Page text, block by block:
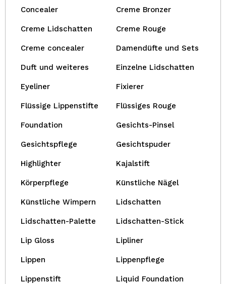
Concealer Creme Bronzer
Creme Lidschatten Creme Rouge
Creme concealer Damendüfte und Sets
Duft und weiteres Einzelne Lidschatten
Eyeliner Fixierer
Flüssige Lippenstifte Flüssiges Rouge
Foundation Gesichts-Pinsel
Gesichtspflege Gesichtspuder
Highlighter Kajalstift
Körperpflege Künstliche Nägel
Künstliche Wimpern Lidschatten
Lidschatten-Palette Lidschatten-Stick
Lip Gloss Lipliner
Lippen Lippenpflege
Lippenstift Liquid Foundation